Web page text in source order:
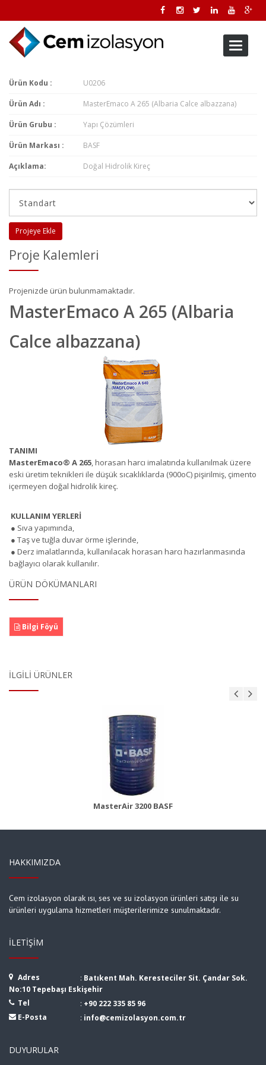
Toggle
Ürün Kodu : U0206
Ürün Adı : MasterEmaco A 265 (Albaria Calce albazzana)
Ürün Grubu : Yapı Çözümleri
Ürün Markası : BASF
Açıklama: Doğal Hidrolik Kireç
Projeye Ekle
Proje Kalemleri
Projenizde ürün bulunmamaktadır.
MasterEmaco A 265 (Albaria
Calce albazzana)
TANIMI
MasterEmaco® A 265, horasan harcı imalatında kullanılmak üzere
eski üretim teknikleri ile düşük sıcaklıklarda (900oC) pişirilmiş, çimento
içermeyen doğal hidrolik kireç.
KULLANIM YERLERİ
● Sıva yapımında,
● Taş ve tuğla duvar örme işlerinde,
● Derz imalatlarında, kullanılacak horasan harcı hazırlanmasında
bağlayıcı olarak kullanılır.
ÜRÜN DÖKÜMANLARI
Bilgi Föyü
İLGILI ÜRÜNLER
MasterAir 3200 BASF
MasterBrace ADH 1406 (Concresive)
Ürün Detayı
HAKKIMIZDA
Cem izolasyon olarak ısı, ses ve su izolasyon ürünleri satışı ile su
ürünleri uygulama hizmetleri müşterilerimize sunulmaktadır.
İLETIŞIM
Adres : Batıkent Mah. Keresteciler Sit. Çandar Sok.
No:10 Tepebaşı Eskişehir
Tel
: +90 222 335 85 96
E-Posta
: info@cemizolasyon.com.tr
DUYURULAR